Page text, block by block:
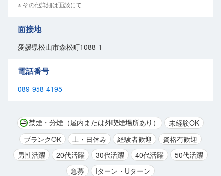
※ その他詳細は面談にて
面接地
愛媛県松山市森松町1088-1
電話番号
089-958-4195
禁煙・分煙（屋内または外喫煙場所あり）
未経験OK
ブランクOK
土・日休み 経験者歓迎
資格有歓迎
男性活躍
20代活躍 30代活躍 40代活躍
50代活躍
急募
Iターン・Uターン